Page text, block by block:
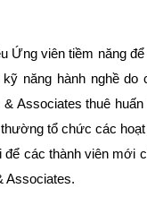
Ứng viên tiềm năng
năng hành nghề do
Associates thuê
tổ chức các
các thành viên mới
Associates.